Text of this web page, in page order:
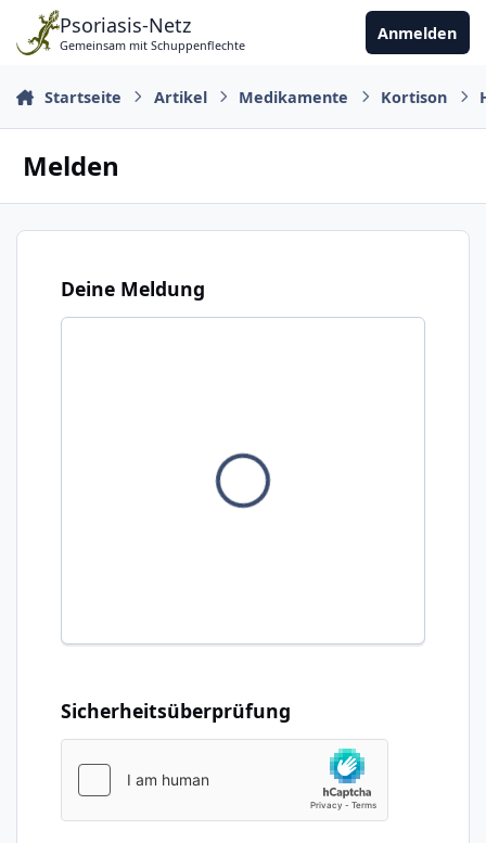
Zu Inhalt springen
Psoriasis-Netz
Gemeinsam mit Schuppenflechte
Anmelden
Startseite Artikel Medikamente Kortison
Melden
Deine Meldung
Sicherheitsüberprüfung